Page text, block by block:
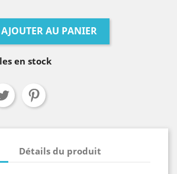
AJOUTER AU PANIER
en stock
Détails du produit